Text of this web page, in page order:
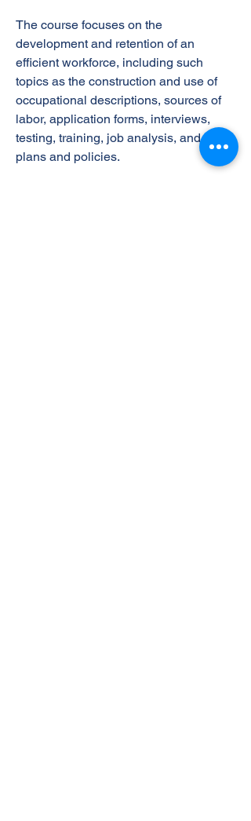
The course focuses on the
development and retention of an
efficient workforce, including such
topics as the construction and use of
occupational descriptions, sources of
labor, application forms, interviews,
testing, training, job analysis, and wage
plans and policies.